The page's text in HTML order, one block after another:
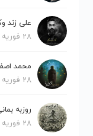
علی زند
28 فوریه 2026
محمد
28 فوریه 2026
روزبه
28 فوریه 2026